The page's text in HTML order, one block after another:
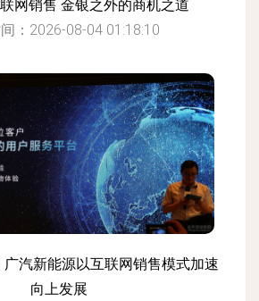
网销售 金银之外的商机之道
：2026-08-04 01:18:10
汽新能源以互联网销售模式加速
向上发展